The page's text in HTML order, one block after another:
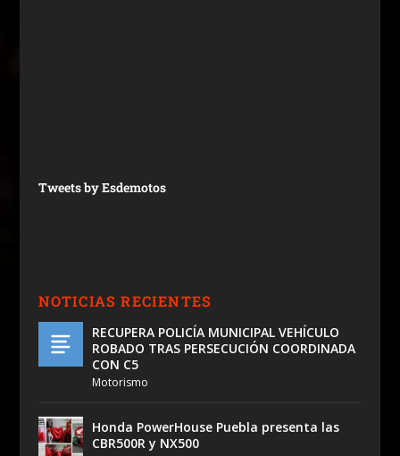
Tweets by Esdemotos
NOTICIAS RECIENTES
RECUPERA POLICÍA MUNICIPAL VEHÍCULO
ROBADO TRAS PERSECUCIÓN COORDINADA
CON C5
Motorismo
Honda PowerHouse Puebla presenta las
CBR500R y NX500